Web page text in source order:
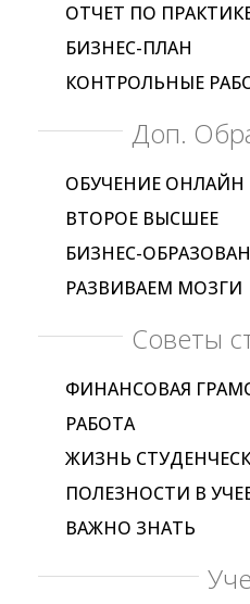
ОТЧЕТ ПО
БИЗНЕС-ПЛАН
КОНТРОЛЬНЫЕ
Доп.
ОБУЧЕНИЕ ОНЛАЙН
ВТОРОЕ ВЫСШЕЕ
БИЗНЕС-
РАЗВИВАЕМ МОЗГИ
Советы
ФИНАНСОВАЯ
РАБОТА
ЖИЗНЬ
ПОЛЕЗНОСТИ В
ВАЖНО ЗНАТЬ